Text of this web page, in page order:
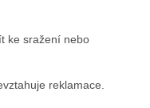
ke sražení nebo
reklamace.